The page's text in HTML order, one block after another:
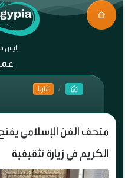
رئيس
آثارنا
متحف الفن الإسلامي
الكريم في زيارة تثقيفية